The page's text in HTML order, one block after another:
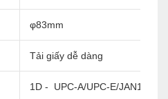
φ83mm
Tải giấy dễ dàng
1D - UPC-A/UPC-E/